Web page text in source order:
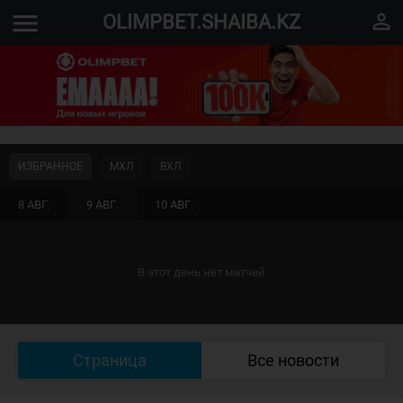
menu OLIMPBET.SHAIBA.KZ perm_identity
8 АВГ. 9 АВГ. 10 АВГ.
ИЗБРАННОЕ МХЛ ВХЛ
В этот день нет матчей
Страница Все новости